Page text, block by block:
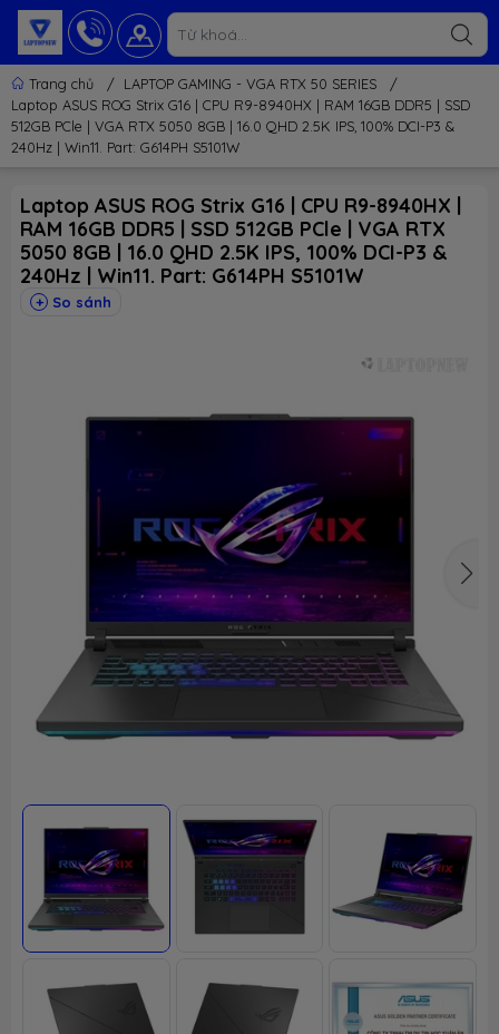
Trang chủ / LAPTOP GAMING - VGA RTX 50 SERIES
/
Laptop ASUS ROG Strix G16 | CPU R9-8940HX | RAM 16GB DDR5 | SSD
512GB PCle | VGA RTX 5050 8GB | 16.0 QHD 2.5K IPS, 100% DCI-P3 &
240Hz | Win11. Part: G614PH S5101W
Laptop ASUS ROG Strix G16 | CPU R9-8940HX |
RAM 16GB DDR5 | SSD 512GB PCle | VGA RTX
5050 8GB | 16.0 QHD 2.5K IPS, 100% DCI-P3 &
240Hz | Win11. Part: G614PH S5101W
So sánh